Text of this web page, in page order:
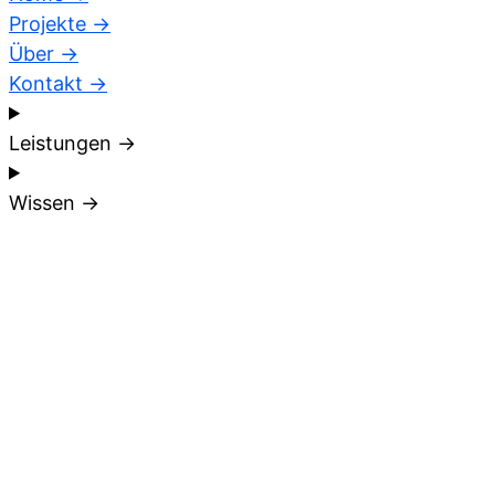
Projekte →
Über →
Kontakt →
Leistungen →
Wissen →